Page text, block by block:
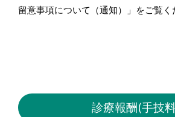
留意事項について（通知）」をご覧く
診療報酬(手技